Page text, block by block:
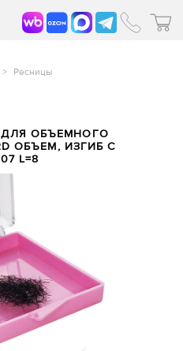
> Ресницы
ОБЪЕМНОГО
ОБЪЕМ, ИЗГИБ C
L=8